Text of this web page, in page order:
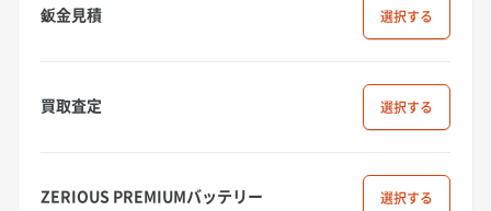
鈑金見積 選択
買取査定 選択
ZERIOUS PREMIUMバッテリー 選択